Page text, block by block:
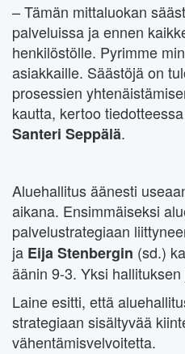
– Tämän mittaluokan
palveluissa ja ennen
henkilöstölle. Pyrimme
asiakkaille. Säästöjä on
prosessien
kautta, kertoo
Santeri Seppälä.
Aluehallitus äänesti
aikana. Ensimmäiseksi
palvelustrategiaan
ja Eija Stenbergin (sd.)
äänin 9-3. Yksi
Laine esitti, että
strategiaan sisältyvää
vähentämisvelvoitetta.